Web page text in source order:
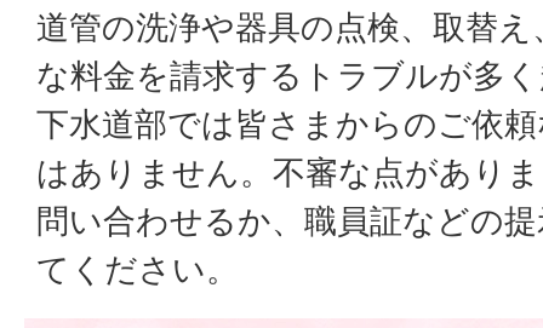
道管の洗浄や器具の点検、取替
な料金を請求するトラブルが多
下水道部では皆さまからのご依
はありません。不審な点があり
問い合わせるか、職員証などの
てください。